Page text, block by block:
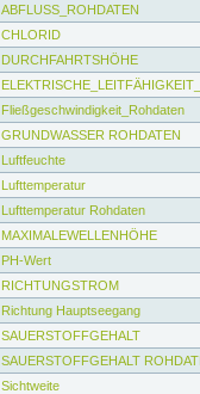
ABFLUSS_ROHDATEN
CHLORID
DURCHFAHRTSHÖHE
Fließgeschwindigkeit_Rohdaten
GRUNDWASSER ROHDATEN
Luftfeuchte
Lufttemperatur
Lufttemperatur Rohdaten
MAXIMALEWELLENHÖHE
PH-Wert
RICHTUNGSTROM
Richtung Hauptseegang
SAUERSTOFFGEHALT
SAUERSTOFFGEHALT
Sichtweite